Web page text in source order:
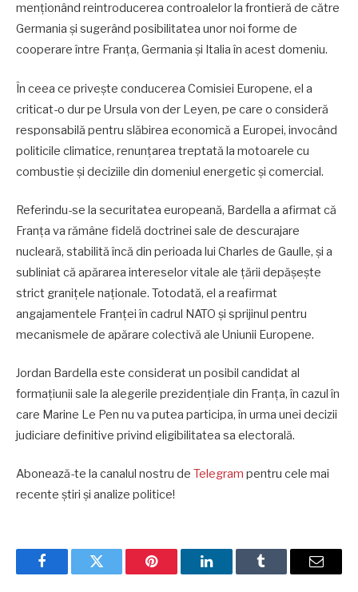
menționând reintroducerea controalelor la frontieră de către
Germania și sugerând posibilitatea unor noi forme de
cooperare între Franța, Germania și Italia în acest domeniu.
În ceea ce privește conducerea Comisiei Europene, el a
criticat-o dur pe Ursula von der Leyen, pe care o consideră
responsabilă pentru slăbirea economică a Europei, invocând
politicile climatice, renunțarea treptată la motoarele cu
combustie și deciziile din domeniul energetic și comercial.
Referindu-se la securitatea europeană, Bardella a afirmat că
Franța va rămâne fidelă doctrinei sale de descurajare
nucleară, stabilită încă din perioada lui Charles de Gaulle, și a
subliniat că apărarea intereselor vitale ale țării depășește
strict granițele naționale. Totodată, el a reafirmat
angajamentele Franței în cadrul NATO și sprijinul pentru
mecanismele de apărare colectivă ale Uniunii Europene.
Jordan Bardella este considerat un posibil candidat al
formațiunii sale la alegerile prezidențiale din Franța, în cazul în
care Marine Le Pen nu va putea participa, în urma unei decizii
judiciare definitive privind eligibilitatea sa electorală.
Abonează-te la canalul nostru de Telegram pentru cele mai
recente știri și analize politice!
FacebookTwitter Pinterest LinkedInTumblr Email